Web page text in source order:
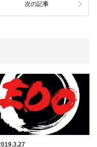
次の記事